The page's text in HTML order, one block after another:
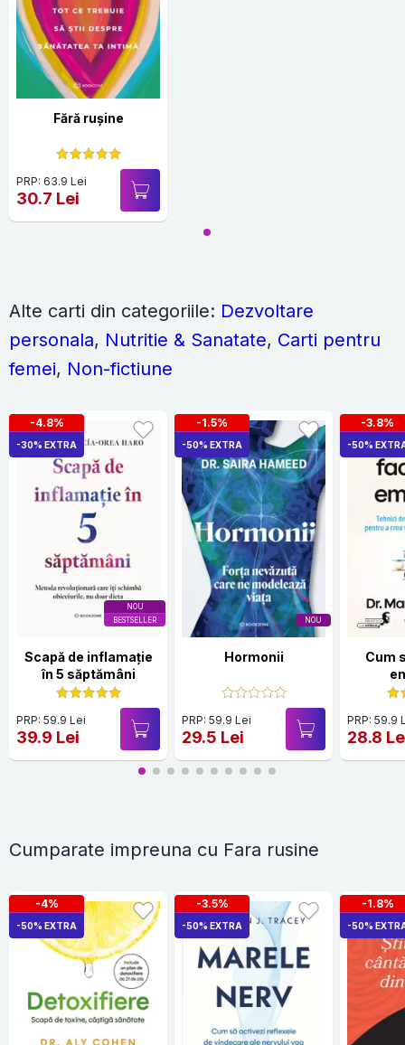
Fără rușine
PRP: 63.9 Lei
30.7 Lei
Alte carti din categoriile: Dezvoltare
personala, Nutritie & Sanatate, Carti pentru
femei, Non-fictiune
NOU
BESTSELLER
-4.8%
-30% EXTRA
Scapă de inflamație
în 5 săptămâni
PRP: 59.9 Lei
39.9 Lei
NOU
-1.5%
-50% EXTRA
Hormonii
PRP: 59.9 Lei
29.5 Lei
-3.8%
-50%
Cum
PRP: 59.9
28.8
Cumparate impreuna cu Fara rusine
-4%
-50% EXTRA
-3.5%
-50% EXTRA
-1.8%
-50%